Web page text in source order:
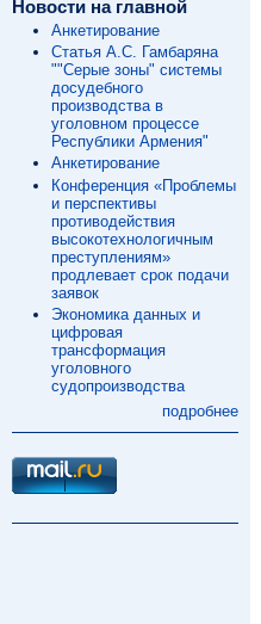
Новости на главной
Анкетирование
Статья А.С. Гамбаряна
""Серые зоны" системы
досудебного
производства в
уголовном процессе
Республики Армения"
Анкетирование
Конференция «Проблемы
и перспективы
противодействия
высокотехнологичным
преступлениям»
продлевает срок подачи
заявок
Экономика данных и
цифровая
трансформация
уголовного
судопроизводства
подробнее